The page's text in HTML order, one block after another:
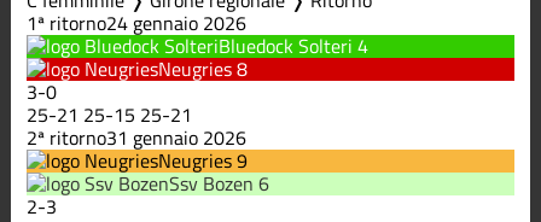
1ª ritorno24 gennaio 2026
Bluedock Solteri 4
Neugries8
3-0
25-21 25-15 25-21
2ª ritorno31 gennaio 2026
Neugries9
Ssv Bozen 6
2-3